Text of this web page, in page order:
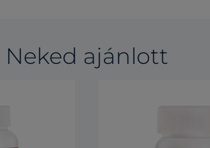
Neked ajánlott